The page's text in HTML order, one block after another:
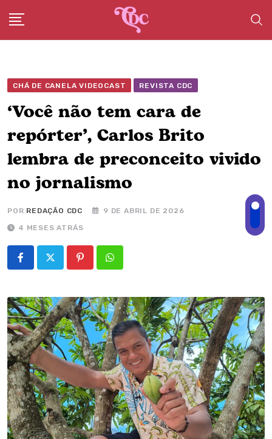
content
CHÁ DE CANELA VIDEOCAST REVISTA CDC
‘Você não tem cara de
repórter’, Carlos Brito
lembra de preconceito vivido
no jornalismo
POR REDAÇÃO CDC
9 DE ABRIL DE 2026
4 MESES ATRÁS
PinterestWhatsapp